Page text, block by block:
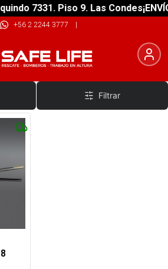
7331. Piso 9. Las Condes
+56 2 2244 3777 |
Filtrar